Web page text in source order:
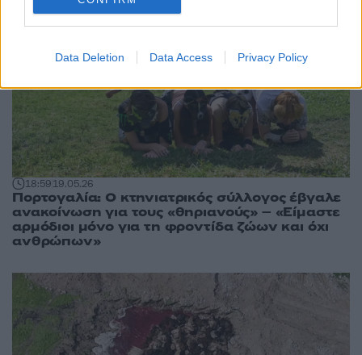
Data Deletion Data Access Privacy Policy
18:5919.05.26
Πορτογαλία: Ο κτηνιατρικός σύλλογος έβγαλε
ανακοίνωση για τους «θηριανούς» – «Είμαστε
αρμόδιοι μόνο για τη φροντίδα ζώων και όχι
ανθρώπων»